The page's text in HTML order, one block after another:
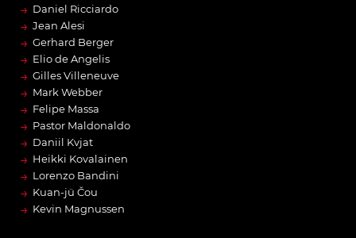
→ Daniel Ricciardo
→ Jean Alesi
→ Gerhard Berger
→ Elio de Angelis
→ Gilles Villeneuve
→ Mark Webber
→ Felipe Massa
→ Pastor Maldonaldo
→ Daniil Kvjat
→ Heikki Kovalainen
→ Lorenzo Bandini
→ Kuan-jü Čou
→ Kevin Magnussen